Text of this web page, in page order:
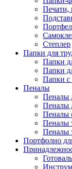
Степлер
Папки для
Папки
Папки
Папки с
Пеналы
Пеналы
Пеналы
Пеналы
Пеналы
Пеналы
Портфолио